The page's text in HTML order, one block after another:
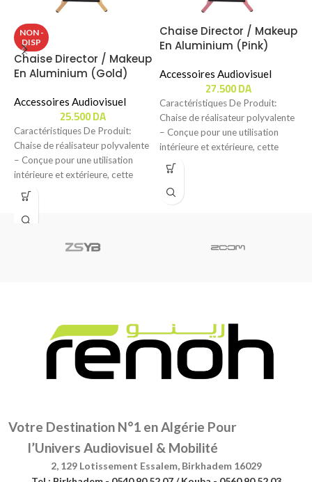
NON -
DISP
Chaise Director / Makeup
En Aluminium (Gold)
Accessoires Audiovisuel
25.500DA
Caractéristiques De Produit:
Chaise de réalisateur polyvalente
– Conçue pour une utilisation
intérieure et extérieure, cette
chaise de réalisateur est
Chaise Director / Makeup
En Aluminium (Pink)
Accessoires Audiovisuel
27.500DA
Caractéristiques De Produit:
Chaise de réalisateur polyvalente
– Conçue pour une utilisation
intérieure et extérieure, cette
chaise de réalisateur est
Votre Destination N°1 en Algérie Pour
l’Univers Audiovisuel & Mobilité
2, 129 Lotissement Essalem, Birkhadem 16029